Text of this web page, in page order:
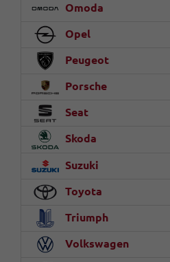
Omoda
Opel
Peugeot
Porsche
Seat
Skoda
Suzuki
Toyota
Triumph
Volkswagen